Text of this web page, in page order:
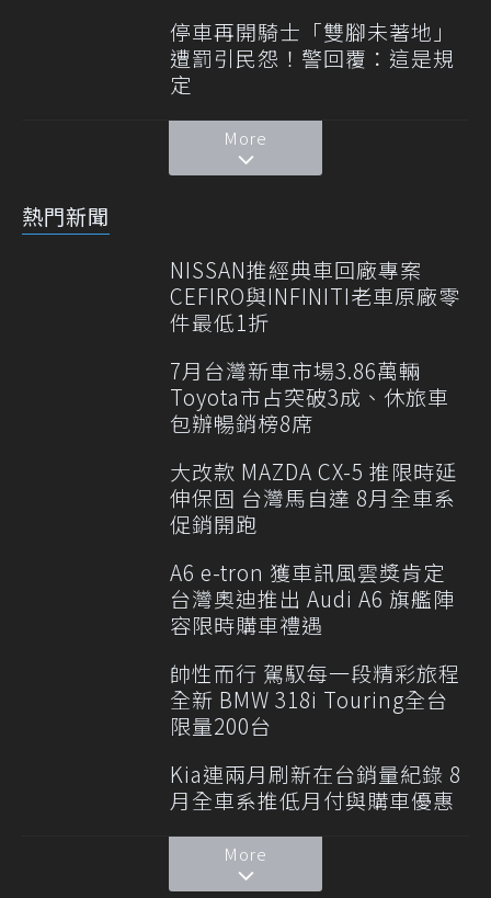
停車再開騎士「雙腳未著地」
遭罰引民怨！警回覆：這是規
定
More
熱門新聞
NISSAN推經典車回廠專案
CEFIRO與INFINITI老車原廠零
件最低1折
7月台灣新車市場3.86萬輛
Toyota市占突破3成、休旅車
包辦暢銷榜8席
大改款 MAZDA CX-5 推限時延
伸保固 台灣馬自達 8月全車系
促銷開跑
A6 e-tron 獲車訊風雲獎肯定
台灣奧迪推出 Audi A6 旗艦陣
容限時購車禮遇
帥性而行 駕馭每一段精彩旅程
全新 BMW 318i Touring全台
限量200台
Kia連兩月刷新在台銷量紀錄 8
月全車系推低月付與購車優惠
More